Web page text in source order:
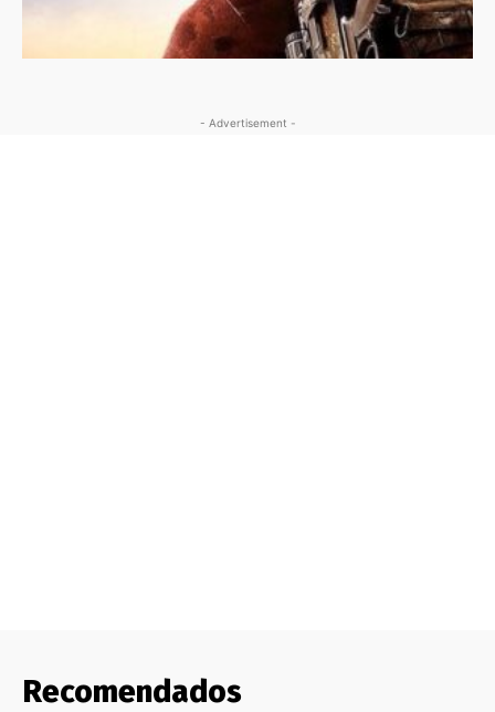
- Advertisement -
Recomendados